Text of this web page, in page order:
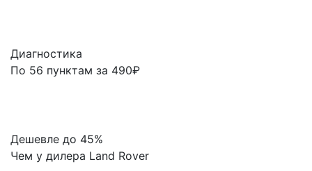
Диагностика
По 56 пунктам за 490₽
Дешевле до 45%
Чем у дилера Land Rover